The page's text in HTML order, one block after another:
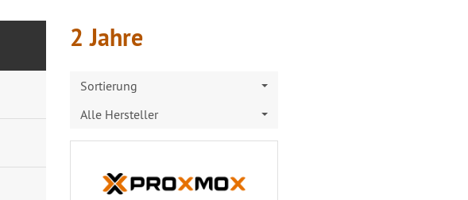
2 Jahre
Sortierung
Alle Hersteller